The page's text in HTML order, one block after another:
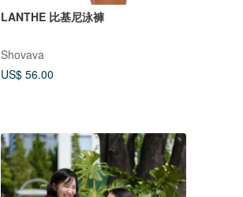
LANTHE 比基尼泳褲
Shovava
US$ 56.00